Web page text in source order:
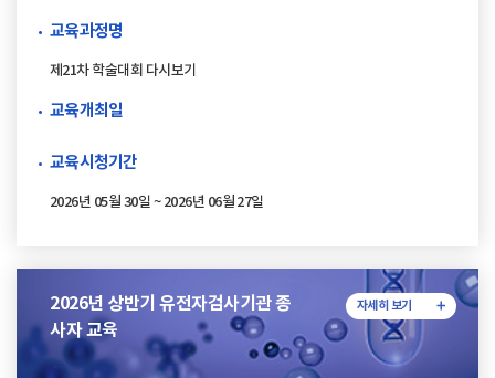
교육과정명
제21차 학술대회 다시보기
교육개최일
교육시청기간
2026년 05월 30일 ~ 2026년 06월 27일
2026년 상반기 유전자검사기관 종
사자 교육
자세히 보기